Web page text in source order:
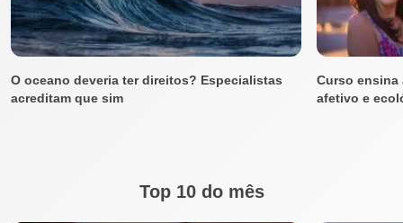
O oceano deveria ter direitos? Especialistas
acreditam que sim
Curso ensina
afetivo e
Top 10 do mês